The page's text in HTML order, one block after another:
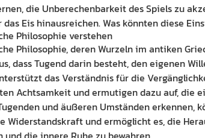
die Unberechenbarkeit des Spiels zu
Eis hinausreichen. Was könnten diese
Philosophie verstehen
Philosophie, deren Wurzeln im antiken
dass Tugend darin besteht, den eigenen
das Verständnis für die
Achtsamkeit und ermutigen dazu auf, die
und äußeren Umständen erkennen,
Widerstandskraft und ermöglicht es, die